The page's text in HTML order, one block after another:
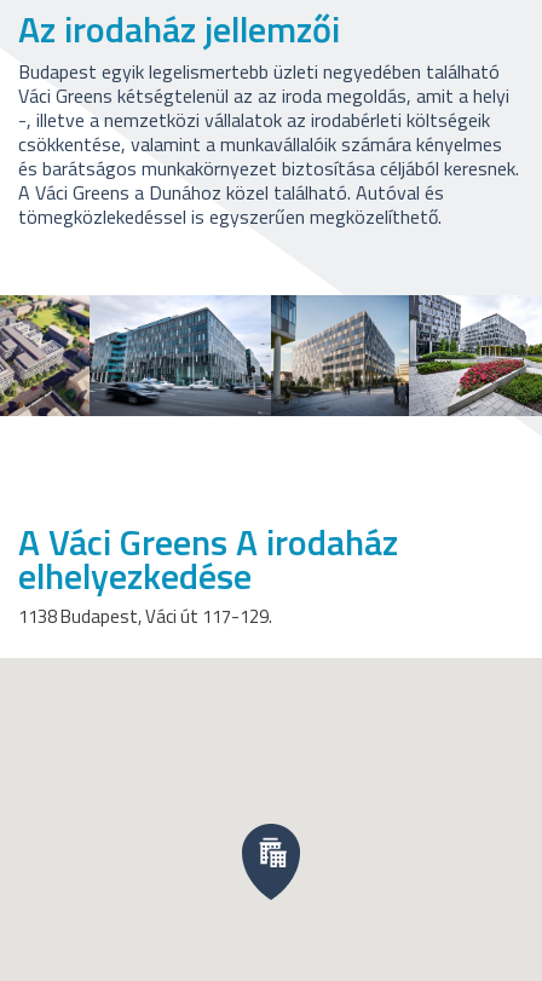
Az irodaház jellemzői
Budapest egyik legelismertebb üzleti negyedében található
Váci Greens kétségtelenül az az iroda megoldás, amit a helyi
-, illetve a nemzetközi vállalatok az irodabérleti költségeik
csökkentése, valamint a munkavállalóik számára kényelmes
és barátságos munkakörnyezet biztosítása céljából keresnek.
A Váci Greens a Dunához közel található. Autóval és
tömegközlekedéssel is egyszerűen megközelíthető.
A Váci Greens A irodaház
elhelyezkedése
1138 Budapest, Váci út 117-129.